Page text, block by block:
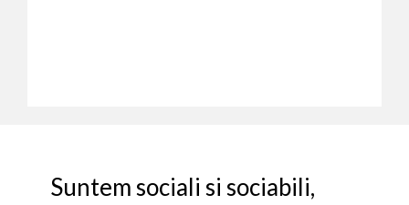
Suntem sociali si sociabili,